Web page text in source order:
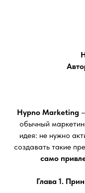
Hypno Marketing
обычный
идея: не нужно
создавать такие
само
Глава 1.